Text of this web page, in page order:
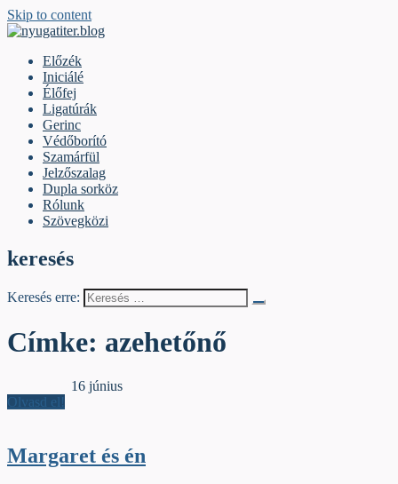
Skip to content
Előzék
Iniciálé
Élőfej
Ligatúrák
Gerinc
Védőborító
Szamárfül
Jelzőszalag
Dupla sorköz
Rólunk
Szövegközi
keresés
Keresés erre:
Címke: azehetőnő
16 június
Olvasd el!
Margaret és én